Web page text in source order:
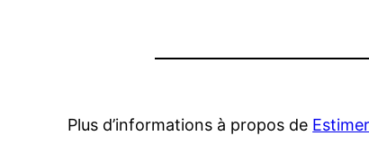
Plus d’informations à propos de